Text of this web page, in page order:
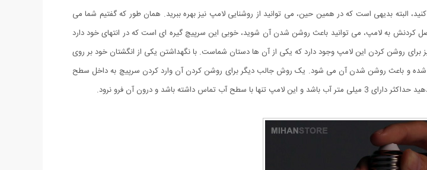
البته بدیهی است که در همین حین، می توانید از روشنایی لامپ نیز بهره ببرید. همان طور که گفتیم شما می
کردنش به لامپ، می توانید باعث روشن شدن آن شوید، خوبی این سرپیچ گیره ای است که در انتهای خود دارد
روشن کردن این لامپ وجود دارد که یکی از آن ها دستان شماست. با نگهداشتن یکی از انگشتان خود بر روی
شده و باعث روشن شدن آن می شود. یک روش جالب دیگر برای روشن کردن آن وارد کردن سرپیچ به داخل سطح
باشد و درون آن فرو نرود.